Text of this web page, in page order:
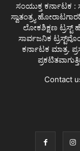
ಸಂಯುಕ್ತ ಕರ್ನಾಟಕ
ಸ್ವಾತಂತ್ರ್ಯ
ಲೋಕಶಿಕ್ಷಣ ಟ್ರಸ್ಟ್
ಸಾರ್ವಜನಿಕ
ಕರ್ನಾಟಕ ಮಾತ್ರ.
Contact